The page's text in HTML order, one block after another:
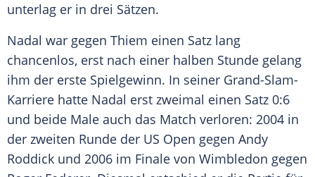
unterlag er in drei Sätzen.
Nadal war gegen Thiem einen Satz lang
chancenlos, erst nach einer halben Stunde gelang
ihm der erste Spielgewinn. In seiner Grand-Slam-
Karriere hatte Nadal erst zweimal einen Satz 0:6
und beide Male auch das Match verloren: 2004 in
der zweiten Runde der US Open gegen Andy
Roddick und 2006 im Finale von Wimbledon gegen